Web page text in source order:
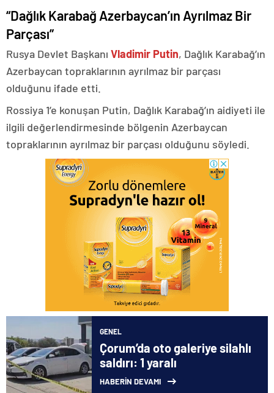
“Dağlık Karabağ Azerbaycan’ın Ayrılmaz Bir
Parçası”
Rusya Devlet Başkanı Vladimir Putin, Dağlık Karabağ’ın
Azerbaycan topraklarının ayrılmaz bir parçası
olduğunu ifade etti.
Rossiya 1’e konuşan Putin, Dağlık Karabağ’ın aidiyeti ile
ilgili değerlendirmesinde bölgenin Azerbaycan
topraklarının ayrılmaz bir parçası olduğunu söyledi.
GENEL
Çorum’da oto galeriye silahlı
saldırı: 1 yaralı
HABERİN DEVAMI